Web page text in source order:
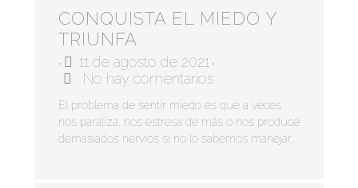
CONQUISTA EL MIEDO Y
TRIUNFA
• 11 de agosto de 2021 •
No hay comentarios
El problema de sentir miedo es que a veces
nos paraliza, nos estresa de más o nos produce
demasiados nervios si no lo sabemos manejar.